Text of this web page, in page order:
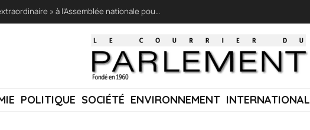
LFI réclame une « session extraordinaire » à l’Assemblée nationale pour lutter contre les incendies
POLITIQUE SOCIÉTÉ ENVIRONNEMENT INTERNATIONAL